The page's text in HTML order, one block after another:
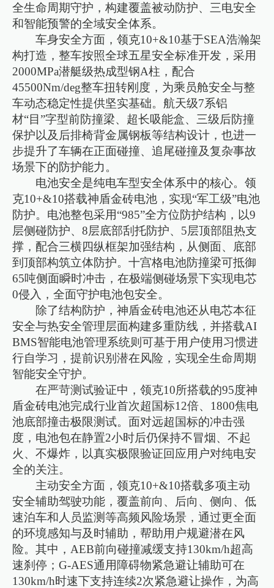
全生命周期守护，构建覆盖被动防护、三电安全
和智能预警的全域安全体系。
车身安全方面，领克10+&10基于SEA浩瀚架
构打造，整车按照全球五星安全标准开发，采用
2000MPa潜艇级热成型钢A柱，配合
45500Nm/deg整车扭转刚度，为乘员舱安全与整
车动态稳定性提供坚实基础。航天级7系铝
材“目”字型前防撞梁、超长吸能盒、三级后防撞
保护以及后排椅背金属钢板等结构设计，也进一
步提升了车辆在正面碰撞、追尾碰撞及复杂事故
场景下的防护能力。
电池安全是纯电车型安全体系中的核心。领
克10+&10搭载神盾金砖电池，实现“军工级”电池
防护。电池整包采用“985”全方位防护结构，以9
层侧碰防护、8层底部刮托防护、5层顶部阻热支
撑，配合三横四纵框架加强结构，从侧面、底部
到顶部构筑立体防护。十宫格电池防撞梁可抵御
65吨侧面瞬时冲击，在极端侧碰场景下实现电芯
0侵入，全面守护电池包安全。
除了结构防护，神盾金砖电池还从电芯本征
安全与热安全管理层面构建多重防线，并搭载AI
BMS智能电池管理系统则可基于用户使用习惯进
行自学习，提前识别潜在风险，实现全生命周期
智能安全守护。
在严苛测试验证中，领克10所搭载的95度神
盾金砖电池完成行业首次超国标12倍、1800焦电
池底部撞击极限测试。面对远超国标的冲击强
度，电池包在静置2小时后仍保持不冒烟、不起
火、不爆炸，以真实极限验证回应用户对纯电安
全的关注。
主动安全方面，领克10+&10搭载多项主动
安全辅助驾驶功能，覆盖前向、后向、侧向、低
速泊车和人员监测等高频风险场景，通过更全面
的环境感知与及时辅助，帮助用户规避潜在风
险。其中，AEB前向碰撞减缓支持130km/h超高
速刹停；G-AES通用障碍物紧急避让辅助可在
130km/h时速下支持连续2次紧急避让操作，为高